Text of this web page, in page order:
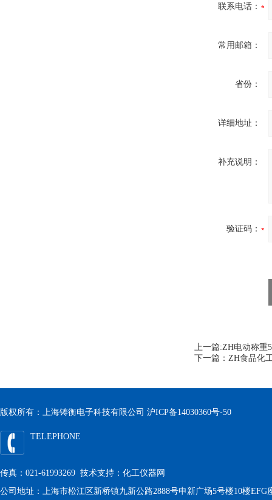
联系电话：
常用邮箱：
省份：
详细地址：
补充说明：
验证码：
上一篇:ZH电动称重
下一篇： ZH食品化
版权所有：上海铸衡电子科技有限公司 沪ICP备14030360号-50
TELEPHONE
传真：021-61993269 技术支持： 化工仪器网
公司地址：上海市松江区新桥镇九新公路2888号申新广场5号楼10楼EFG